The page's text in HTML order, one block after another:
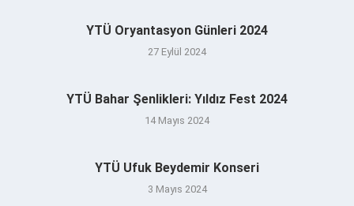
YTÜ Oryantasyon Günleri 2024
27 Eylül 2024
YTÜ Bahar Şenlikleri: Yıldız Fest 2024
14 Mayıs 2024
YTÜ Ufuk Beydemir Konseri
3 Mayıs 2024